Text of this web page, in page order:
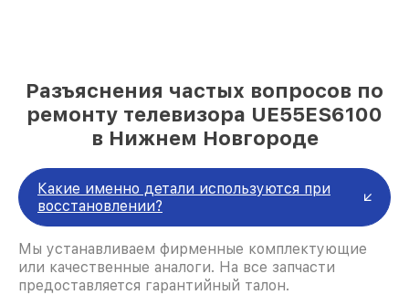
Разъяснения частых вопросов по
ремонту телевизора UE55ES6100
в Нижнем Новгороде
Какие именно детали используются при
восстановлении?
Мы устанавливаем фирменные комплектующие
или качественные аналоги. На все запчасти
предоставляется гарантийный талон.